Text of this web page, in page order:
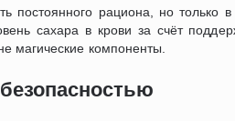
постоянного рациона, но только
сахара в крови за счёт
магические компоненты.